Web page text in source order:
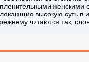
высокую суть
читаются так,